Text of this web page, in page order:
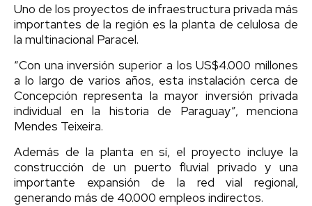
Uno de los proyectos de infraestructura privada más
importantes de la región es la planta de celulosa de
la multinacional Paracel.
“Con una inversión superior a los US$4.000 millones
a lo largo de varios años, esta instalación cerca de
Concepción representa la mayor inversión privada
individual en la historia de Paraguay”, menciona
Mendes Teixeira.
Además de la planta en sí, el proyecto incluye la
construcción de un puerto fluvial privado y una
importante expansión de la red vial regional,
generando más de 40.000 empleos indirectos.